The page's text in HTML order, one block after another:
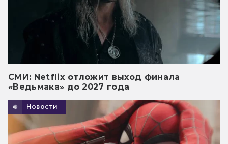
СМИ: Netflix отложит выход финала
«Ведьмака» до 2027 года
Новости